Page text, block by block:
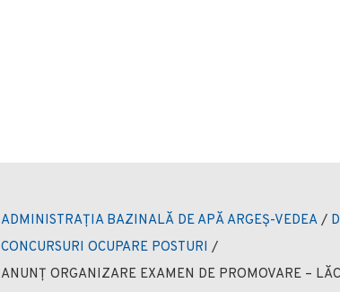
ADMINISTRAȚIA BAZINALĂ DE APĂ ARGEȘ-VEDEA /
CONCURSURI OCUPARE POSTURI /
ANUNȚ ORGANIZARE EXAMEN DE PROMOVARE –